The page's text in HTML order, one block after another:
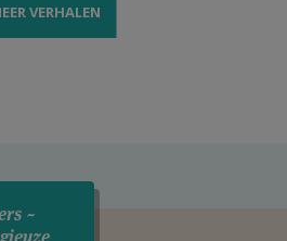
VERHALEN
~